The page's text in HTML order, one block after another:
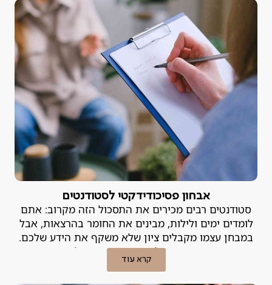
אבחון פסיכודידקטי לסטודנטים
סטודנטים רבים מכירים את התסכול הזה מקרוב: אתם
לומדים ימים ולילות, מבינים את החומר בהרצאות, אבל
במבחן עצמו מקבלים ציון שלא משקף את הידע שלכם.
הפער הזה, בין האינטליגנציה וההשקעה לבין התוצאות
בשטח, הוא נורה אדומה. במקרים רבים, לא מדובר ב"חוסר
קרא עוד